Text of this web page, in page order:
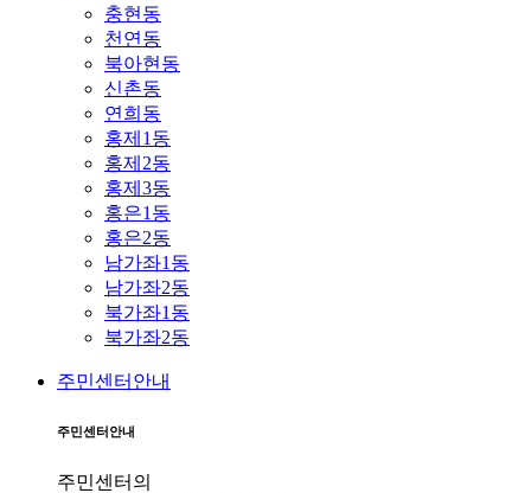
충현동
천연동
북아현동
신촌동
연희동
홍제1동
홍제2동
홍제3동
홍은1동
홍은2동
남가좌1동
남가좌2동
북가좌1동
북가좌2동
주민센터안내
주민센터안내
주민센터의